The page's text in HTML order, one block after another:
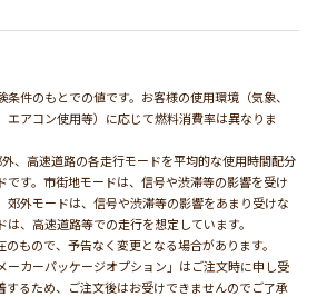
件のもとでの値です。お客様の使用環境（気象、
エアコン使用等）に応じて燃料消費率は異なりま
、高速道路の各走行モードを平均的な使用時間配分
です。市街地モードは、信号や渋滞等の影響を受け
郊外モードは、信号や渋滞等の影響をあまり受けな
、高速道路等での走行を想定しています。
もので、予告なく変更となる場合があります。
カーパッケージオプション」はご注文時に申し受
するため、ご注文後はお受けできませんのでご了承